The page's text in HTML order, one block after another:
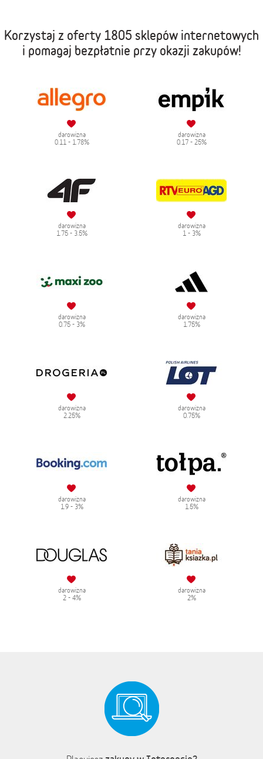
Korzystaj z oferty 1805 sklepów internetowych
i pomagaj bezpłatnie przy okazji zakupów!
darowizna
0.11 - 1.78%
darowizna
0.17 - 25%
darowizna
1.75 - 3.5%
darowizna
1 - 3%
darowizna
0.75 - 3%
darowizna
1.75%
darowizna
2.25%
darowizna
0.75%
darowizna
1.9 - 3%
darowizna
1.5%
darowizna
2 - 4%
darowizna
2%